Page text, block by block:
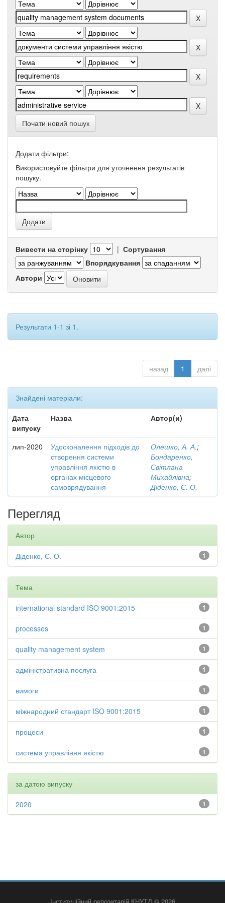
Почати новий пошук
Додати фільтри:
Використовуйте фільтри для уточнення результатів
пошуку.
Вивести на сторінку | Сортування
Впорядкування
Автори
Результати 1-1 зі 1.
назад 1 далі
Знайдені матеріали:
Дата
випуску
Назва Автор(и)
лип-2020
Удосконалення підходів до
створення системи
управління якістю в
органах місцевого
самоврядування
Олешко, А. А.;
Бондаренко,
Світлана
Михайлівна;
Діденко, Є. О.
Перегляд
Автор
1
Діденко, Є. О.
Тема
1
international standard ISO 9001:2015
1
processes
1
quality management system
1
адміністративна послуга
1
вимоги
1
міжнародний стандарт ISO 9001:2015
1
процеси
1
система управління якістю
за датою випуску
1
2020